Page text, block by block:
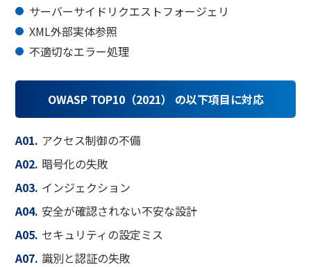
サーバーサイドリクエストフォージェリ
XML外部実体参照
不適切なエラー処理
OWASP TOP10（2021） の以下項目に対応
A01. アクセス制御の不備
A02. 暗号化の失敗
A03. インジェクション
A04. 安全が確認されない不安な設計
A05. セキュリティの設定ミス
A07. 識別と認証の失敗